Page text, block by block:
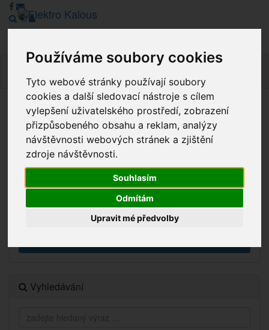
Používáme soubory cookies
Tyto webové stránky používají soubory
cookies a další sledovací nástroje s cílem
vylepšení uživatelského prostředí, zobrazení
přizpůsobeného obsahu a reklam, analýzy
návštěvnosti webových stránek a zjištění
zdroje návštěvnosti.
Souhlasím
Odmítám
Upravit mé předvolby
Vážení zákazníci, v tuto chvíli je Náš internetový obchod v
režimu Katalogu. Objednávky on-line nyní nelze vyřídit.
Děkujeme za pochopení.
Výprodej
Vyhledávání